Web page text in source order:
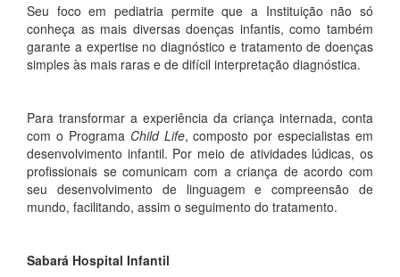
Seu foco em pediatria permite que a Instituição não só
conheça as mais diversas doenças infantis, como também
garante a expertise no diagnóstico e tratamento de doenças
simples às mais raras e de difícil interpretação diagnóstica.
Para transformar a experiência da criança internada, conta
com o Programa Child Life, composto por especialistas em
desenvolvimento infantil. Por meio de atividades lúdicas, os
profissionais se comunicam com a criança de acordo com
seu desenvolvimento de linguagem e compreensão de
mundo, facilitando, assim o seguimento do tratamento.
Sabará Hospital Infantil